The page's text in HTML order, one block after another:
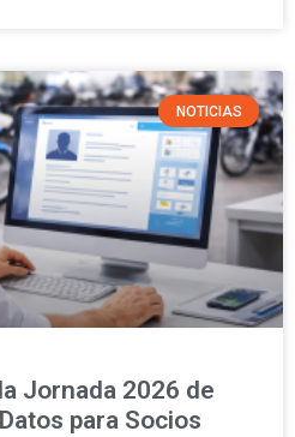
NOTICIAS
Jornada 2026 de
para Socios